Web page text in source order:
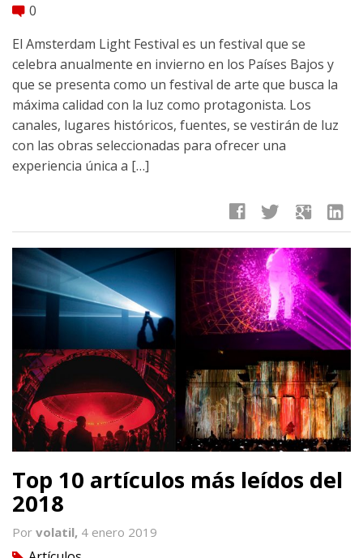
comment 0
El Amsterdam Light Festival es un festival que se
celebra anualmente en invierno en los Países Bajos y
que se presenta como un festival de arte que busca la
máxima calidad con la luz como protagonista. Los
canales, lugares históricos, fuentes, se vestirán de luz
con las obras seleccionadas para ofrecer una
experiencia única a […]
facebook twitter google linkedin
Top 10 artículos más leídos del
2018
Por volatil, 4 enero 2019